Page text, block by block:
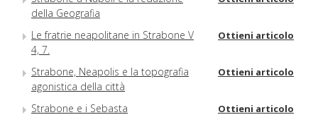
della Geografia
Le fratrie neapolitane in Strabone V
4, 7.
Ottieni articolo
Strabone, Neapolis e la topografia
agonistica della città
Ottieni articolo
Strabone e i Sebasta Ottieni articolo